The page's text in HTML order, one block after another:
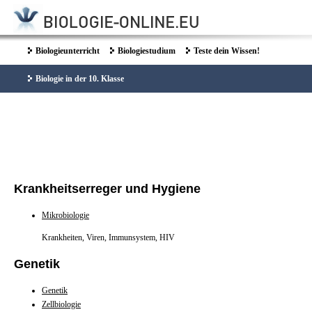
Biologieunterricht Biologiestudium Teste dein Wissen!
Biologie in der 10. Klasse
Krankheitserreger und Hygiene
Mikrobiologie
Krankheiten, Viren, Immunsystem, HIV
Genetik
Genetik
Zellbiologie